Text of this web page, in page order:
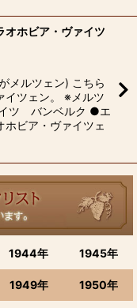
オホビア・ヴァイツ
メルツェン) こちら
イツェン。 ※メルツ
イツ バンベルク ●エ
ホビア・ヴァイツェ
1944年 1945年
1949年 1950年